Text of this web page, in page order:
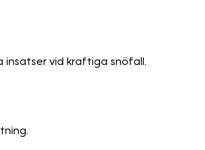
insatser vid kraftiga snöfall.